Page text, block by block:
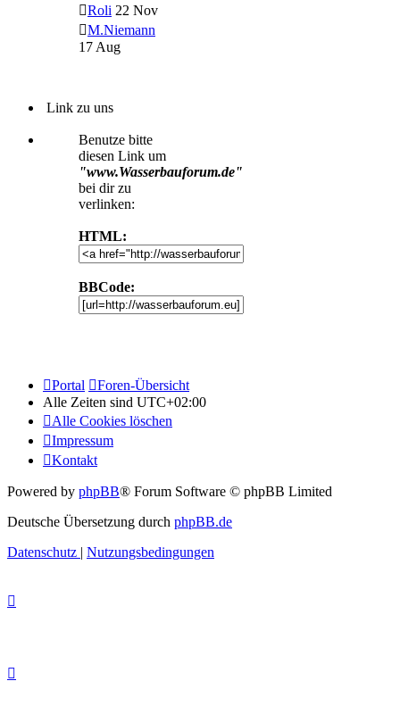
Roli 22 Nov
M.Niemann
17 Aug
Link zu uns
Benutze bitte
diesen Link um
"www.Wasserbauforum.de"
bei dir zu
verlinken:
HTML:
BBCode:
Portal
Foren-Übersicht
Alle Zeiten sind UTC+02:00
Alle Cookies löschen
Impressum
Kontakt
Powered by phpBB® Forum Software © phpBB Limited
Deutsche Übersetzung durch phpBB.de
Datenschutz | Nutzungsbedingungen